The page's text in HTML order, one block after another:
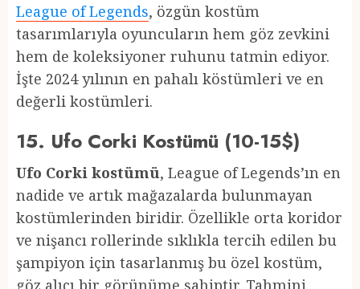
League of Legends, özgün kostüm
tasarımlarıyla oyuncuların hem göz zevkini
hem de koleksiyoner ruhunu tatmin ediyor.
İşte 2024 yılının en pahalı köstümleri ve en
değerli kostümleri.
15. Ufo Corki Kostümü (10-15$)
Ufo Corki kostümü, League of Legends’ın en
nadide ve artık mağazalarda bulunmayan
kostümlerinden biridir. Özellikle orta koridor
ve nişancı rollerinde sıklıkla tercih edilen bu
şampiyon için tasarlanmış bu özel kostüm,
göz alıcı bir görünüme sahiptir. Tahmini